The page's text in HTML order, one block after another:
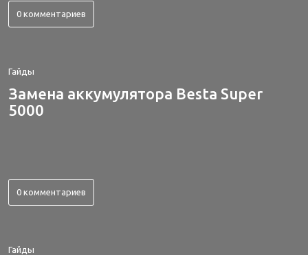
0 комментариев
Гайды
Замена аккумулятора Besta Super
5000
0 комментариев
Гайды